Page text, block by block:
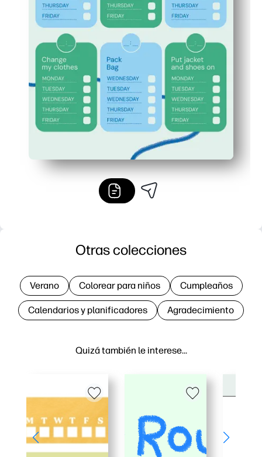
Quizá también le interese…
Otras colecciones
Verano Colorear para niños Cumpleaños
Calendarios y planificadores Agradecimiento